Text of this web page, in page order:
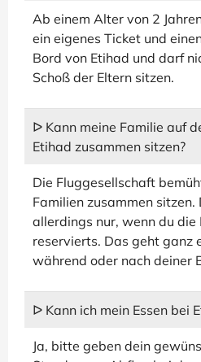
Ab einem Alter von 2
ein eigenes Ticket und
Bord von Etihad und darf
Schoß der Eltern sitzen.
ᐅ Kann meine Familie auf
Etihad zusammen sitzen?
Die Fluggesellschaft
Familien zusammen
allerdings nur, wenn du die
reservierts. Das geht ganz
während oder nach deiner
ᐅ Kann ich mein Essen bei
Ja, bitte geben dein